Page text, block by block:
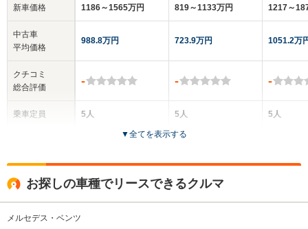
新車価格
中古車
平均価格
クチコミ
総合評価
乗車定員
1186～1565万円
988.8万円
-
5人
全高
1.72m
819～1133万円
723.9万円
-
5人
5ドア
1.64m
1217～
1051.2万
-
5人
▼全てを表示する
お探しの車種でリースできるクルマ
メルセデス・ベンツ